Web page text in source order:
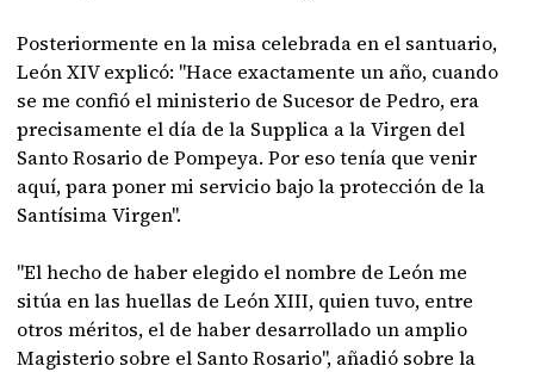
Posteriormente en la misa celebrada en el santuario,
León XIV explicó: "Hace exactamente un año, cuando
se me confió el ministerio de Sucesor de Pedro, era
precisamente el día de la Supplica a la Virgen del
Santo Rosario de Pompeya. Por eso tenía que venir
aquí, para poner mi servicio bajo la protección de la
Santísima Virgen".
"El hecho de haber elegido el nombre de León me
sitúa en las huellas de León XIII, quien tuvo, entre
otros méritos, el de haber desarrollado un amplio
Magisterio sobre el Santo Rosario", añadió sobre la